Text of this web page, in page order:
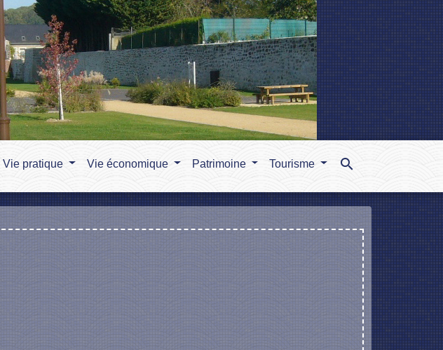
Vie pratique Vie économique Patrimoine Tourisme search